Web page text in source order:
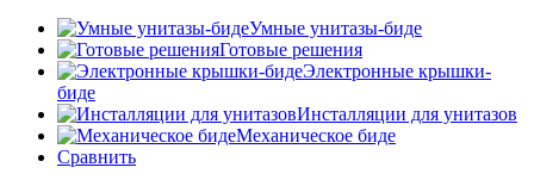
Умные унитазы-биде
Готовые решения
Электронные крышки-
биде
Инсталляции для унитазов
Механическое биде
Сравнить